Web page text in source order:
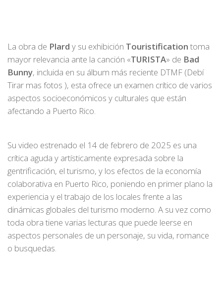
La obra de Plard y su exhibición Touristification toma
mayor relevancia ante la canción «TURISTA» de Bad
Bunny, incluida en su álbum más reciente DTMF (Debí
Tirar mas fotos ), esta ofrece un examen crítico de varios
aspectos socioeconómicos y culturales que están
afectando a Puerto Rico.
Su video estrenado el 14 de febrero de 2025 es una
crítica aguda y artísticamente expresada sobre la
gentrificación, el turismo, y los efectos de la economía
colaborativa en Puerto Rico, poniendo en primer plano la
experiencia y el trabajo de los locales frente a las
dinámicas globales del turismo moderno. A su vez como
toda obra tiene varias lecturas que puede leerse en
aspectos personales de un personaje, su vida, romance
o busquedas.